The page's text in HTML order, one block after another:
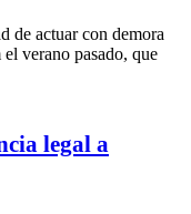
de actuar con demora
verano pasado, que
legal a